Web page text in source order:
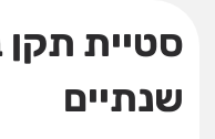
סטיית תקן
שנתיים